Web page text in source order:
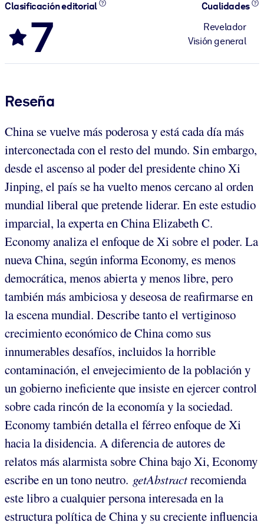
Clasificación editorial
7
Cualidades
Revelador
Visión general
Reseña
China se vuelve más poderosa y está cada día más
interconectada con el resto del mundo. Sin embargo,
desde el ascenso al poder del presidente chino Xi
Jinping, el país se ha vuelto menos cercano al orden
mundial liberal que pretende liderar. En este estudio
imparcial, la experta en China Elizabeth C.
Economy analiza el enfoque de Xi sobre el poder. La
nueva China, según informa Economy, es menos
democrática, menos abierta y menos libre, pero
también más ambiciosa y deseosa de reafirmarse en
la escena mundial. Describe tanto el vertiginoso
crecimiento económico de China como sus
innumerables desafíos, incluidos la horrible
contaminación, el envejecimiento de la población y
un gobierno ineficiente que insiste en ejercer control
sobre cada rincón de la economía y la sociedad.
Economy también detalla el férreo enfoque de Xi
hacia la disidencia. A diferencia de autores de
relatos más alarmista sobre China bajo Xi, Economy
escribe en un tono neutro. getAbstractrecomienda
este libro a cualquier persona interesada en la
estructura política de China y su creciente influencia